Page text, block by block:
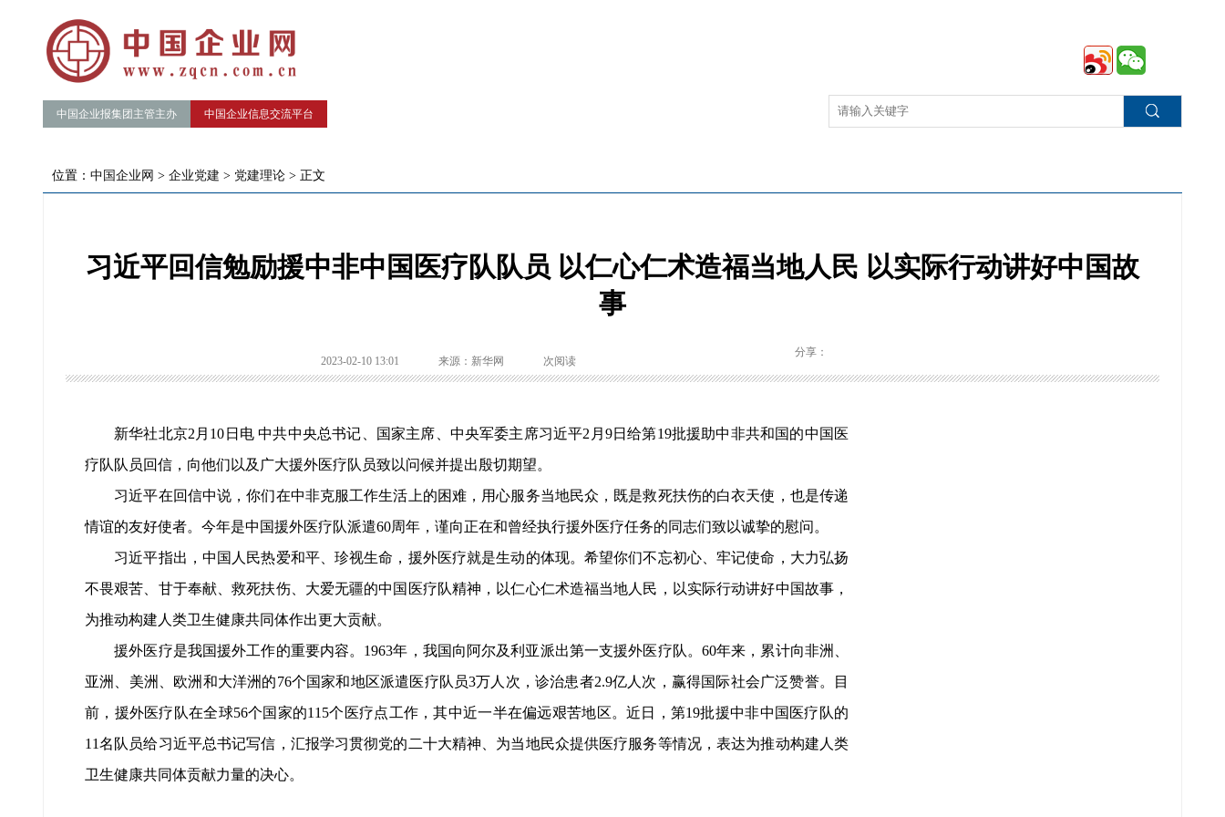
中国企业报集团主管主办 中国企业信息交流平台
位置： 中国企业网 > 企业党建 > 党建理论 > 正文
习近平回信勉励援中非中国医疗队队员 以仁心仁术造福当地人民 以实际行动讲好中国故
事
2023-02-10 13:01 来源：新华网 次阅读
分享：
新华社北京2月10日电 中共中央总书记、国家主席、中央军委主席习近平2月9日给第19批援助中非共和国的中国医
疗队队员回信，向他们以及广大援外医疗队员致以问候并提出殷切期望。
习近平在回信中说，你们在中非克服工作生活上的困难，用心服务当地民众，既是救死扶伤的白衣天使，也是传递
情谊的友好使者。今年是中国援外医疗队派遣60周年，谨向正在和曾经执行援外医疗任务的同志们致以诚挚的慰问。
习近平指出，中国人民热爱和平、珍视生命，援外医疗就是生动的体现。希望你们不忘初心、牢记使命，大力弘扬
不畏艰苦、甘于奉献、救死扶伤、大爱无疆的中国医疗队精神，以仁心仁术造福当地人民，以实际行动讲好中国故事，
为推动构建人类卫生健康共同体作出更大贡献。
援外医疗是我国援外工作的重要内容。1963年，我国向阿尔及利亚派出第一支援外医疗队。60年来，累计向非洲、
亚洲、美洲、欧洲和大洋洲的76个国家和地区派遣医疗队员3万人次，诊治患者2.9亿人次，赢得国际社会广泛赞誉。目
前，援外医疗队在全球56个国家的115个医疗点工作，其中近一半在偏远艰苦地区。近日，第19批援中非中国医疗队的
11名队员给习近平总书记写信，汇报学习贯彻党的二十大精神、为当地民众提供医疗服务等情况，表达为推动构建人类
卫生健康共同体贡献力量的决心。